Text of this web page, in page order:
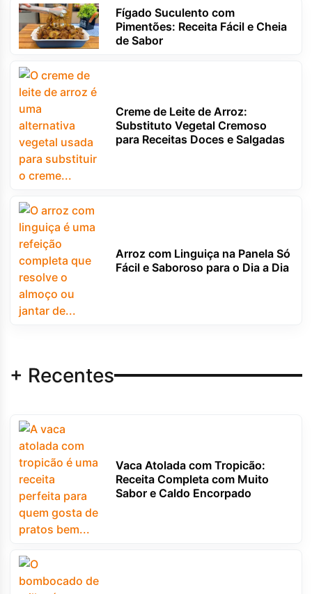
Fígado Suculento com
Pimentões: Receita Fácil e Cheia
de Sabor
Creme de Leite de Arroz:
Substituto Vegetal Cremoso
para Receitas Doces e Salgadas
Arroz com Linguiça na Panela Só
Fácil e Saboroso para o Dia a Dia
+ Recentes
Vaca Atolada com Tropicão:
Receita Completa com Muito
Sabor e Caldo Encorpado